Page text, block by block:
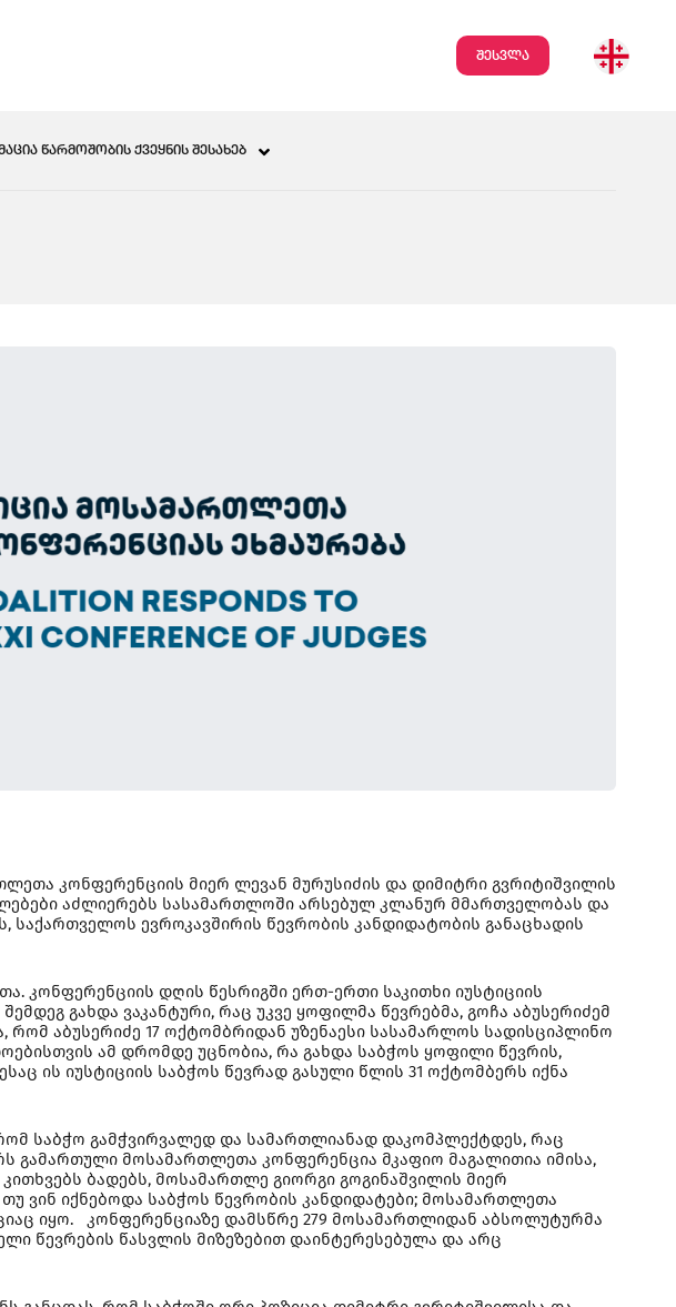
შესვლა
ᲬᲐᲠᲛᲝᲨᲝᲑᲘᲡ ᲥᲕᲔᲧᲜᲘᲡ ᲨᲔᲡᲐᲮᲔᲑ
კონფერენციის მიერ ლევან მურუსიძის და დიმიტრი გვრიტიშვილის
აძლიერებს სასამართლოში არსებულ კლანურ მმართველობას და
ევროკავშირის წევრობის კანდიდატობის განაცხადის
კონფერენციის დღის წესრიგში ერთ-ერთი საკითხი იუსტიციის
გახდა ვაკანტური, რაც უკვე ყოფილმა წევრებმა, გოჩა აბუსერიძემ
რომ აბუსერიძე 17 ოქტომბრიდან უზენაესი სასამარლოს სადისციპლინო
ამ დრომდე უცნობია, რა გახდა საბჭოს ყოფილი წევრის,
ის იუსტიციის საბჭოს წევრად გასული წლის 31 ოქტომბერს იქნა
საბჭო გამჭვირვალედ და სამართლიანად დაკომპლექტდეს, რაც
გამართული მოსამართლეთა კონფერენცია მკაფიო მაგალითია იმისა,
ბადებს, მოსამართლე გიორგი გოგინაშვილის მიერ
ვინ იქნებოდა საბჭოს წევრობის კანდიდატები; მოსამართლეთა
იყო. კონფერენციაზე დამსწრე 279 მოსამართლიდან აბსოლუტურმა
წევრების წასვლის მიზეზებით დაინტერესებულა და არც